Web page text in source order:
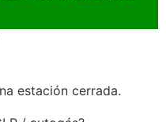
estación cerrada.